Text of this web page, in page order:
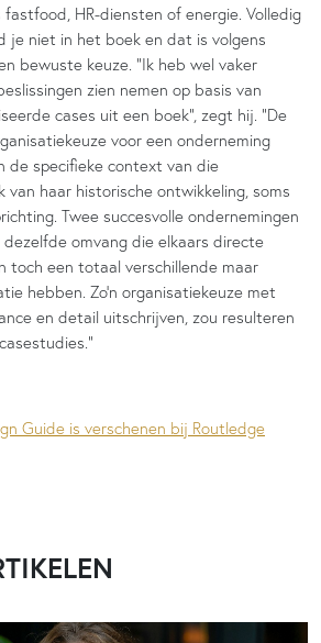
HR-diensten of energie. Volledig
je niet in het boek en dat is volgens
bewuste keuze. “Ik heb wel vaker
zien nemen op basis van
cases uit een boek”, zegt hij. “De
voor een onderneming
de specifieke context van die
van haar historische ontwikkeling, soms
Twee succesvolle ondernemingen
omvang die elkaars directe
toch een totaal verschillende maar
hebben. Zo’n organisatiekeuze met
en detail uitschrijven, zou resulteren
Guide is verschenen bij Routledge